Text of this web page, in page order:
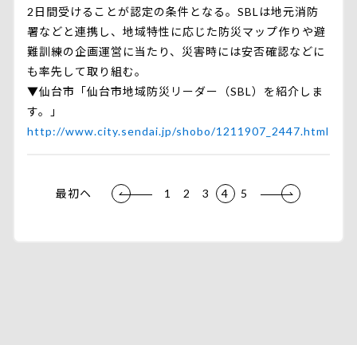
2日間受けることが認定の条件となる。SBLは地元消防
署などと連携し、地域特性に応じた防災マップ作りや避
難訓練の企画運営に当たり、災害時には安否確認などに
も率先して取り組む。
▼仙台市「仙台市地域防災リーダー（SBL）を紹介しま
す。」
http://www.city.sendai.jp/shobo/1211907_2447.html
最初ヘ 1 2 3 4 5